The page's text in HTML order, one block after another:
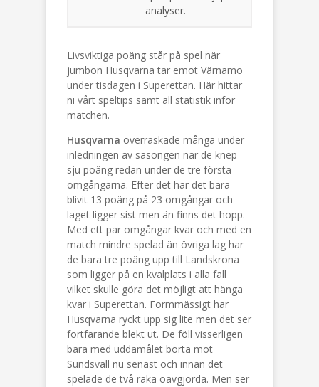
analyser.
Livsviktiga poäng står på spel när
jumbon Husqvarna tar emot Värnamo
under tisdagen i Superettan. Här hittar
ni vårt speltips samt all statistik inför
matchen.
Husqvarna överraskade många under
inledningen av säsongen när de knep
sju poäng redan under de tre första
omgångarna. Efter det har det bara
blivit 13 poäng på 23 omgångar och
laget ligger sist men än finns det hopp.
Med ett par omgångar kvar och med en
match mindre spelad än övriga lag har
de bara tre poäng upp till Landskrona
som ligger på en kvalplats i alla fall
vilket skulle göra det möjligt att hänga
kvar i Superettan. Formmässigt har
Husqvarna ryckt upp sig lite men det ser
fortfarande blekt ut. De föll visserligen
bara med uddamålet borta mot
Sundsvall nu senast och innan det
spelade de två raka oavgjorda. Men ser